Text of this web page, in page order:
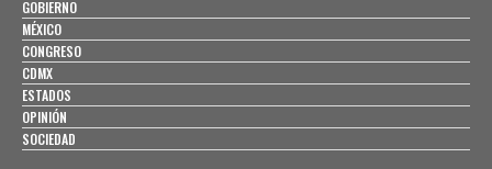
GOBIERNO
MÉXICO
CONGRESO
CDMX
ESTADOS
OPINIÓN
SOCIEDAD